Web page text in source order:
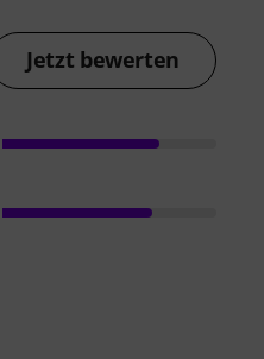
Jetzt bewerten